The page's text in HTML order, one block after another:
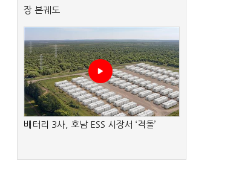
장 본궤도
배터리 3사, 호남 ESS 시장서 ‘격돌’